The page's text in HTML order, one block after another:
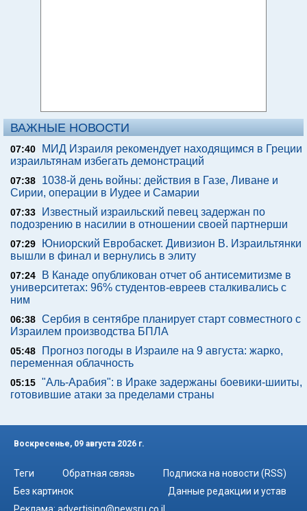
ВАЖНЫЕ НОВОСТИ
07:40
МИД Израиля рекомендует находящимся в Греции
израильтянам избегать демонстраций
07:38
1038-й день войны: действия в Газе, Ливане и
Сирии, операции в Иудее и Самарии
07:33
Известный израильский певец задержан по
подозрению в насилии в отношении своей партнерши
07:29
Юниорский Евробаскет. Дивизион В. Израильтянки
вышли в финал и вернулись в элиту
07:24
В Канаде опубликован отчет об антисемитизме в
университетах: 96% студентов-евреев сталкивались с
ним
06:38 Сербия в сентябре планирует старт совместного с
Израилем производства БПЛА
05:48
Прогноз погоды в Израиле на 9 августа: жарко,
переменная облачность
05:15 "Аль-Арабия": в Ираке задержаны боевики-шииты,
готовившие атаки за пределами страны
Воскресенье, 09 августа 2026 г.
Теги Обратная связь
Подписка на новости (RSS)
Без картинок
Данные редакции и устав
Реклама: advertising@newsru.co.il